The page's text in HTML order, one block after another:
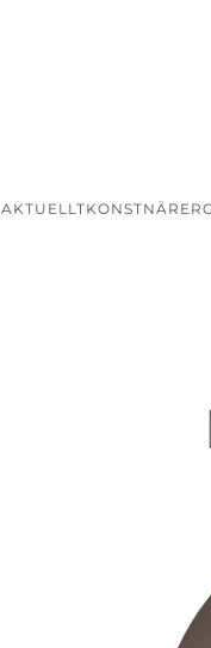
AKTUELLTKONSTNÄRER